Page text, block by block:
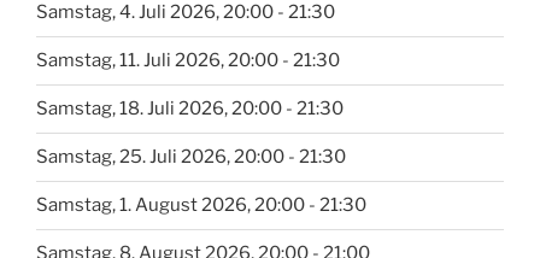
Samstag, 4. Juli 2026, 20:00 - 21:30
Samstag, 11. Juli 2026, 20:00 - 21:30
Samstag, 18. Juli 2026, 20:00 - 21:30
Samstag, 25. Juli 2026, 20:00 - 21:30
Samstag, 1. August 2026, 20:00 - 21:30
Samstag, 8. August 2026, 20:00 - 21:00